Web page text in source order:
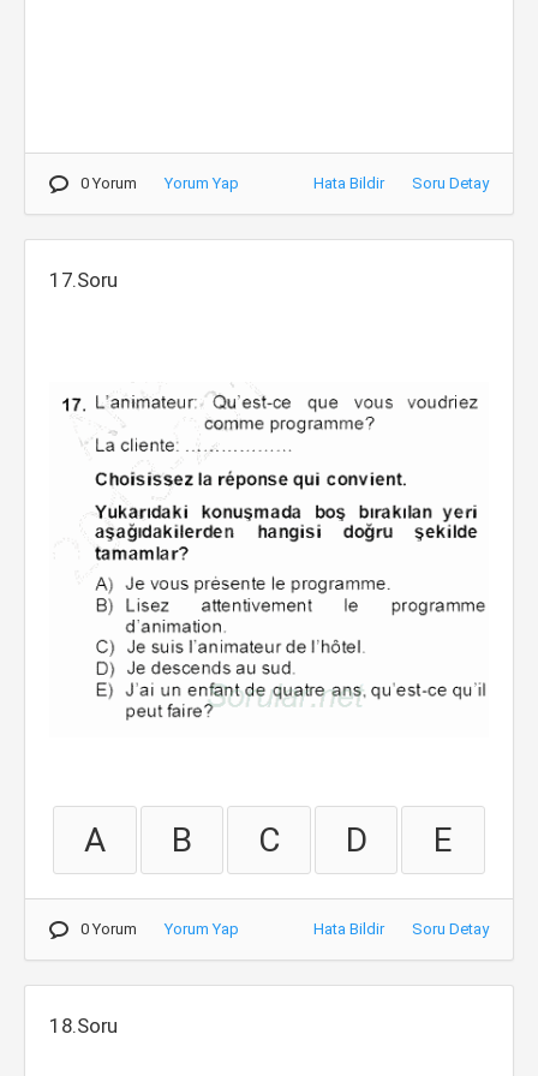
0 Yorum Yorum Yap Hata Bildir Soru Detay
17.Soru
A B C D E
0 Yorum Yorum Yap Hata Bildir Soru Detay
18.Soru